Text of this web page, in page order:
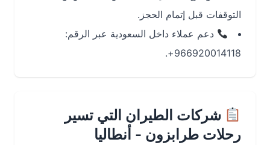
التوقفات قبل إتمام الحجز.
دعم عملاء داخل السعودية عبر الرقم:
966920014118+.
شركات الطيران التي تسير
رحلات طرابزون - أنطاليا